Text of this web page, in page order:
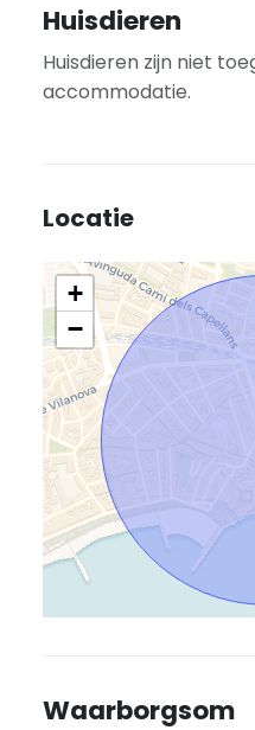
Huisdieren
Huisdieren zijn niet
accommodatie.
Locatie
+
−
Waarborgsom